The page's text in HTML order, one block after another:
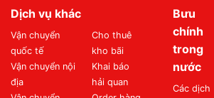
Dịch vụ khác
Vận chuyển
quốc tế
Vận chuyển nội
địa
Cho thuê
kho bãi
Khai báo
hải quan
Bưu
chính
trong
nước
Các dịch